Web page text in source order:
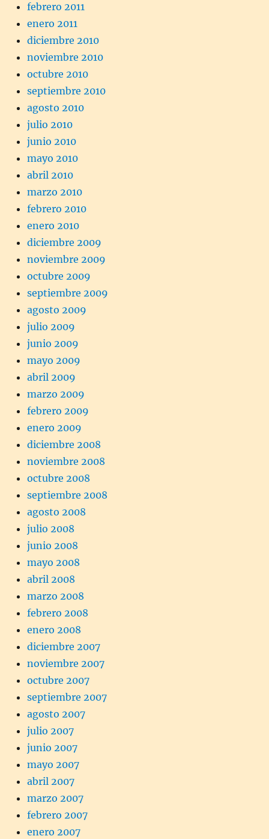
febrero 2011
enero 2011
diciembre 2010
noviembre 2010
octubre 2010
septiembre 2010
agosto 2010
julio 2010
junio 2010
mayo 2010
abril 2010
marzo 2010
febrero 2010
enero 2010
diciembre 2009
noviembre 2009
octubre 2009
septiembre 2009
agosto 2009
julio 2009
junio 2009
mayo 2009
abril 2009
marzo 2009
febrero 2009
enero 2009
diciembre 2008
noviembre 2008
octubre 2008
septiembre 2008
agosto 2008
julio 2008
junio 2008
mayo 2008
abril 2008
marzo 2008
febrero 2008
enero 2008
diciembre 2007
noviembre 2007
octubre 2007
septiembre 2007
agosto 2007
julio 2007
junio 2007
mayo 2007
abril 2007
marzo 2007
febrero 2007
enero 2007